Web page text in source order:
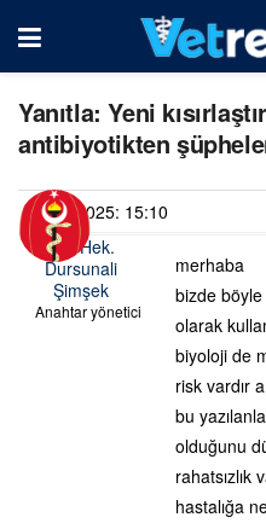
Yanıtla: Yeni
antibiyotikten
21/03/2025: 15:10
Vet. Hek.
Dursunali
Şimşek
Anahtar yönetici
merhaba
bizde
olarak
biyoloji de
risk vardır
bu
olduğunu
rahatsızlık
hastalığa